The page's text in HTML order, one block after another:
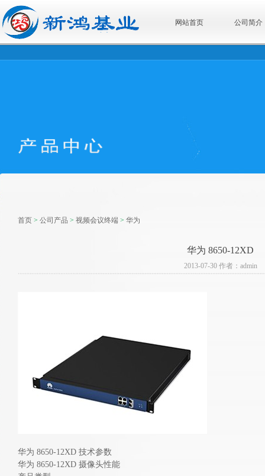
网站首页 公司简介
首页 > 公司产品 > 视频会议终端 > 华为
华为 8650-12XD
2013-07-30 作者：admin
华为 8650-12XD 技术参数
华为 8650-12XD 摄像头性能